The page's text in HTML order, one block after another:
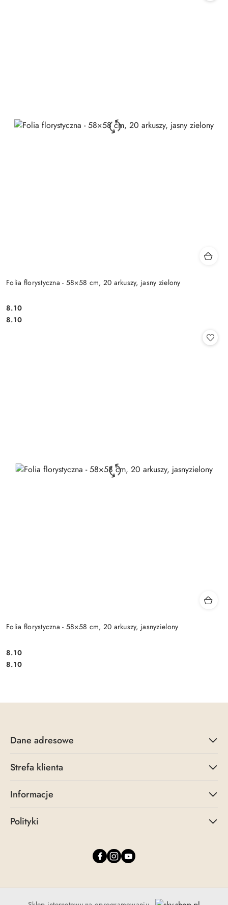
Folia florystyczna - 58×58 cm, 20 arkuszy, jasny zielony
Cena:
8.10
Cena:
8.10
Folia florystyczna - 58×58 cm, 20 arkuszy, jasnyzielony
Cena:
8.10
Cena:
8.10
Dane adresowe
Strefa klienta
Informacje
Polityki